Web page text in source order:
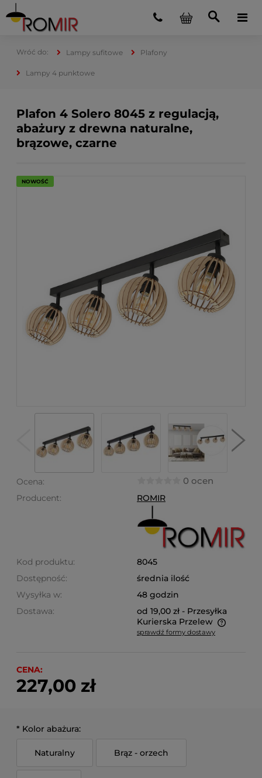
Lampy sufitowe Plafony
Lampy 4 punktowe
Plafon 4 Solero 8045 z regulacją,
abażury z drewna naturalne,
brązowe, czarne
NOWOŚĆ
Ocena: 0 ocen
Producent: ROMIR
Kod produktu:
8045
Dostępność:
średnia ilość
Wysyłka w:
48 godzin
Dostawa:
od 19,00 zł - Przesyłka
Kurierska Przelew
Cena nie zawiera ewentualnych kosztów płatności
sprawdź formy dostawy
CENA:
227,00 zł
* Kolor abażura:
Naturalny Brąz - orzech